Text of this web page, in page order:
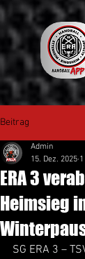
Beitrag
ERA 3
Heimsieg
Admin
15. Dez. 2025
SG ERA 3 –